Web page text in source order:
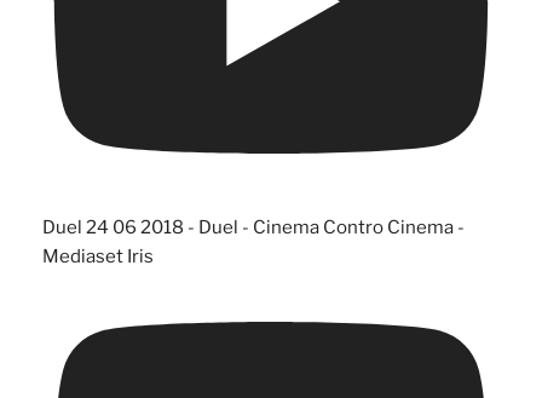
Duel 24 06 2018 - Duel - Cinema Contro Cinema -
Mediaset Iris